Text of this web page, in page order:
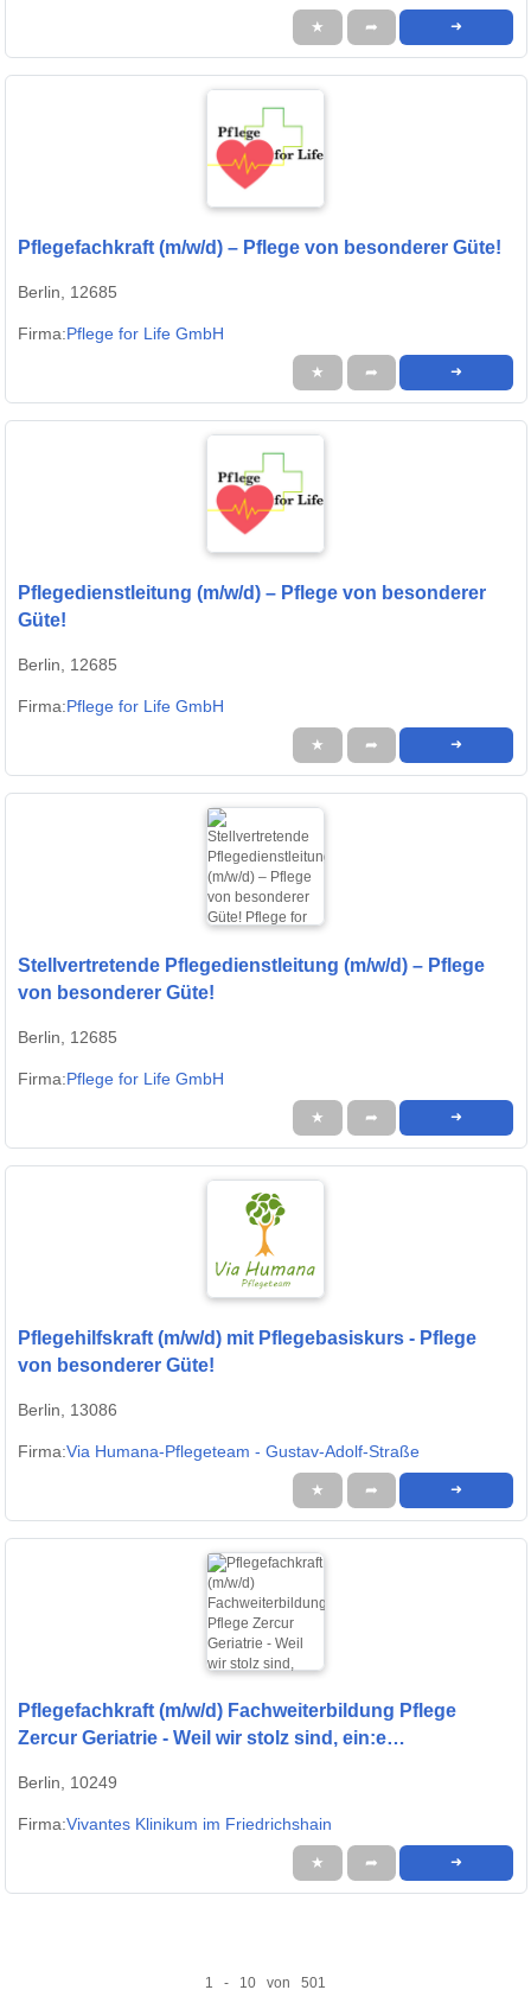
★ ➦ ➜
Pflegefachkraft (m/w/d) – Pflege von besonderer Güte!
Berlin, 12685
Firma:Pflege for Life GmbH
★ ➦ ➜
Pflegedienstleitung (m/w/d) – Pflege von besonderer
Güte!
Berlin, 12685
Firma:Pflege for Life GmbH
★ ➦ ➜
Stellvertretende Pflegedienstleitung (m/w/d) – Pflege
von besonderer Güte!
Berlin, 12685
Firma:Pflege for Life GmbH
★ ➦ ➜
Pflegehilfskraft (m/w/d) mit Pflegebasiskurs - Pflege
von besonderer Güte!
Berlin, 13086
Firma:Via Humana-Pflegeteam - Gustav-Adolf-Straße
★ ➦ ➜
Pflegefachkraft (m/w/d) Fachweiterbildung Pflege
Zercur Geriatrie - Weil wir stolz sind, ein:e
Berlin, 10249
Firma:Vivantes Klinikum im Friedrichshain
★ ➦ ➜
1 - 10 von 501